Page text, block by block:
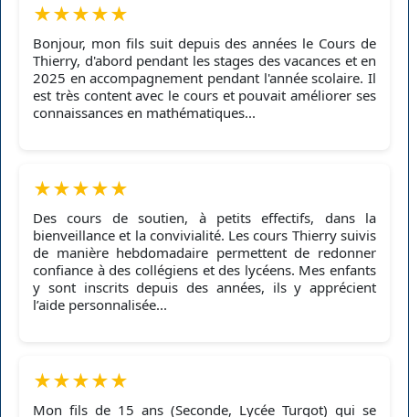
★★★★★
Bonjour, mon fils suit depuis des années le Cours de
Thierry, d'abord pendant les stages des vacances et en
2025 en accompagnement pendant l'année scolaire. Il
est très content avec le cours et pouvait améliorer ses
connaissances en mathématiques...
★★★★★
Des cours de soutien, à petits effectifs, dans la
bienveillance et la convivialité. Les cours Thierry suivis
de manière hebdomadaire permettent de redonner
confiance à des collégiens et des lycéens. Mes enfants
y sont inscrits depuis des années, ils y apprécient
l’aide personnalisée...
★★★★★
Mon fils de 15 ans (Seconde, Lycée Turgot) qui se